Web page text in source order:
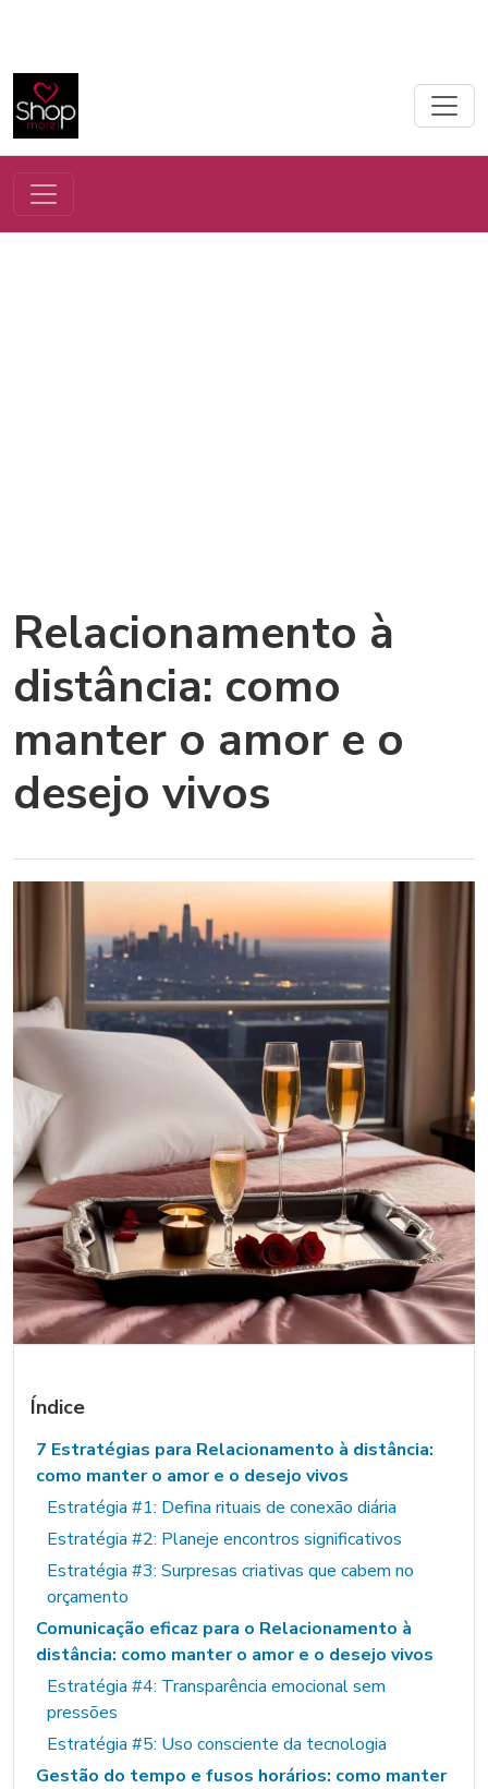
Relacionamento à
distância: como
manter o amor e o
desejo vivos
Índice
7 Estratégias para Relacionamento à distância:
como manter o amor e o desejo vivos
Estratégia #1: Defina rituais de conexão diária
Estratégia #2: Planeje encontros significativos
Estratégia #3: Surpresas criativas que cabem no
orçamento
Comunicação eficaz para o Relacionamento à
distância: como manter o amor e o desejo vivos
Estratégia #4: Transparência emocional sem
pressões
Estratégia #5: Uso consciente da tecnologia
Gestão do tempo e fusos horários: como manter